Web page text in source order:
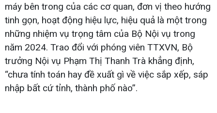
máy bên trong của các cơ quan, đơn vị theo hướng
tinh gọn, hoạt động hiệu lực, hiệu quả là một trong
những nhiệm vụ trọng tâm của Bộ Nội vụ trong
năm 2024. Trao đổi với phóng viên TTXVN, Bộ
trưởng Nội vụ Phạm Thị Thanh Trà khẳng định,
“chưa tính toán hay đề xuất gì về việc sắp xếp, sáp
nhập bất cứ tỉnh, thành phố nào”.